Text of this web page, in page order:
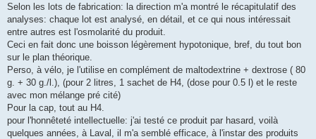
n
o
l
u
Selon les lots de fabrication: la direction m'a montré le récapitulatif des
analyses: chaque lot est analysé, en détail, et ce qui nous intéressait
entre autres est l'osmolarité du produit.
Ceci en fait donc une boisson légèrement hypotonique, bref, du tout bon
sur le plan théorique.
Perso, à vélo, je l'utilise en complément de maltodextrine + dextrose ( 80
g. + 30 g./l.), (pour 2 litres, 1 sachet de H4, (dose pour 0.5 l) et le reste
avec mon mélange pré cité)
Pour la cap, tout au H4.
pour l'honnêteté intellectuelle: j'ai testé ce produit par hasard, voilà
quelques années, à Laval, il m'a semblé efficace, à l'instar des produits